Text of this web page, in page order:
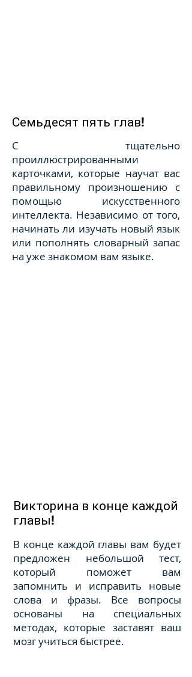
Семьдесят пять глав!
С тщательно
проиллюстрированными
карточками, которые научат вас
правильному произношению с
помощью искусственного
интеллекта. Независимо от того,
начинать ли изучать новый язык
или пополнять словарный запас
на уже знакомом вам языке.
Викторина в конце каждой
главы!
В конце каждой главы вам будет
предложен небольшой тест,
который поможет вам
запомнить и исправить новые
слова и фразы. Все вопросы
основаны на специальных
методах, которые заставят ваш
мозг учиться быстрее.